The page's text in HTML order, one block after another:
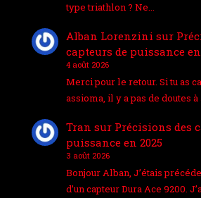
type triathlon ? Ne…
Alban Lorenzini sur
capteurs de puissance en
4 août 2026
Merci pour le retour. Si tu as
assioma, il y a pas de doutes
Tran sur Précisions des
puissance en 2025
3 août 2026
Bonjour Alban, J’étais
d’un capteur Dura Ace 9200.